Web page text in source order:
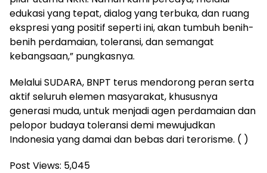
edukasi yang tepat, dialog yang terbuka, dan ruang
ekspresi yang positif seperti ini, akan tumbuh benih-
benih perdamaian, toleransi, dan semangat
kebangsaan,” pungkasnya.
Melalui SUDARA, BNPT terus mendorong peran serta
aktif seluruh elemen masyarakat, khususnya
generasi muda, untuk menjadi agen perdamaian dan
pelopor budaya toleransi demi mewujudkan
Indonesia yang damai dan bebas dari terorisme. ( )
Post Views: 5,045